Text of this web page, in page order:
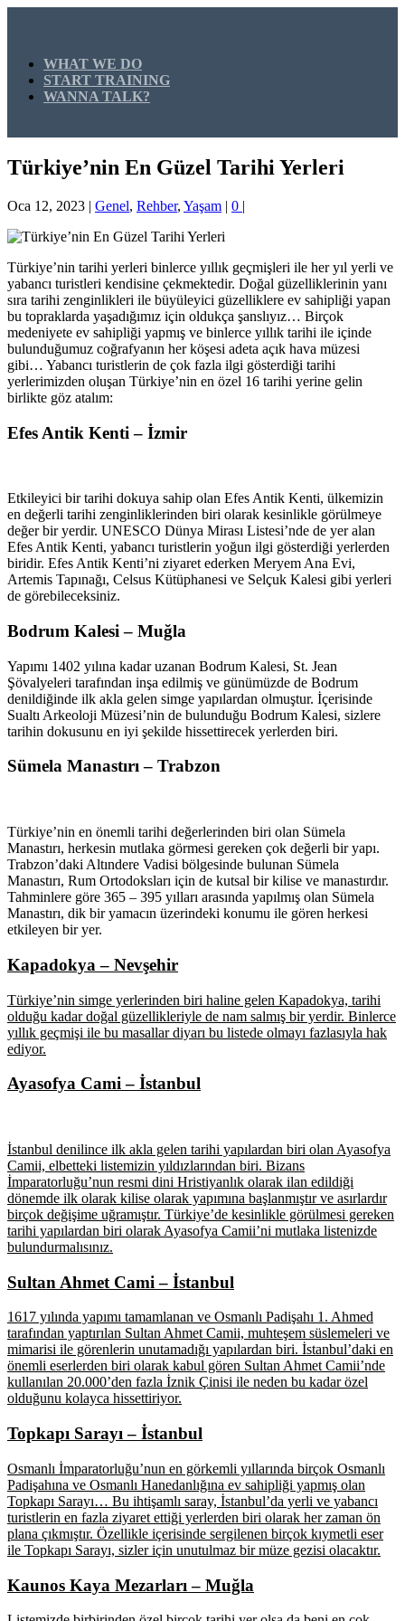
WHAT WE DO
START TRAINING
WANNA TALK?
Türkiye’nin En Güzel Tarihi Yerleri
Oca 12, 2023 | Genel, Rehber, Yaşam | 0 |
Türkiye’nin tarihi yerleri binlerce yıllık geçmişleri ile her yıl yerli ve
yabancı turistleri kendisine çekmektedir. Doğal güzelliklerinin yanı
sıra tarihi zenginlikleri ile büyüleyici güzelliklere ev sahipliği yapan
bu topraklarda yaşadığımız için oldukça şanslıyız… Birçok
medeniyete ev sahipliği yapmış ve binlerce yıllık tarihi ile içinde
bulunduğumuz coğrafyanın her köşesi adeta açık hava müzesi
gibi… Yabancı turistlerin de çok fazla ilgi gösterdiği tarihi
yerlerimizden oluşan Türkiye’nin en özel 16 tarihi yerine gelin
birlikte göz atalım:
Efes Antik Kenti – İzmir
Etkileyici bir tarihi dokuya sahip olan Efes Antik Kenti, ülkemizin
en değerli tarihi zenginliklerinden biri olarak kesinlikle görülmeye
değer bir yerdir. UNESCO Dünya Mirası Listesi’nde de yer alan
Efes Antik Kenti, yabancı turistlerin yoğun ilgi gösterdiği yerlerden
biridir. Efes Antik Kenti’ni ziyaret ederken Meryem Ana Evi,
Artemis Tapınağı, Celsus Kütüphanesi ve Selçuk Kalesi gibi yerleri
de görebileceksiniz.
Bodrum Kalesi – Muğla
Yapımı 1402 yılına kadar uzanan Bodrum Kalesi, St. Jean
Şövalyeleri tarafından inşa edilmiş ve günümüzde de Bodrum
denildiğinde ilk akla gelen simge yapılardan olmuştur. İçerisinde
Sualtı Arkeoloji Müzesi’nin de bulunduğu Bodrum Kalesi, sizlere
tarihin dokusunu en iyi şekilde hissettirecek yerlerden biri.
Sümela Manastırı – Trabzon
Türkiye’nin en önemli tarihi değerlerinden biri olan Sümela
Manastırı, herkesin mutlaka görmesi gereken çok değerli bir yapı.
Trabzon’daki Altındere Vadisi bölgesinde bulunan Sümela
Manastırı, Rum Ortodoksları için de kutsal bir kilise ve manastırdır.
Tahminlere göre 365 – 395 yılları arasında yapılmış olan Sümela
Manastırı, dik bir yamacın üzerindeki konumu ile gören herkesi
etkileyen bir yer.
Kapadokya – Nevşehir
Türkiye’nin simge yerlerinden biri haline gelen Kapadokya, tarihi
olduğu kadar doğal güzellikleriyle de nam salmış bir yerdir. Binlerce
yıllık geçmişi ile bu masallar diyarı bu listede olmayı fazlasıyla hak
ediyor.
Ayasofya Cami – İstanbul
İstanbul denilince ilk akla gelen tarihi yapılardan biri olan Ayasofya
Camii, elbetteki listemizin yıldızlarından biri. Bizans
İmparatorluğu’nun resmi dini Hristiyanlık olarak ilan edildiği
dönemde ilk olarak kilise olarak yapımına başlanmıştır ve asırlardır
birçok değişime uğramıştır. Türkiye’de kesinlikle görülmesi gereken
tarihi yapılardan biri olarak Ayasofya Camii’ni mutlaka listenizde
bulundurmalısınız.
Sultan Ahmet Cami – İstanbul
1617 yılında yapımı tamamlanan ve Osmanlı Padişahı 1. Ahmed
tarafından yaptırılan Sultan Ahmet Camii, muhteşem süslemeleri ve
mimarisi ile görenlerin unutamadığı yapılardan biri. İstanbul’daki en
önemli eserlerden biri olarak kabul gören Sultan Ahmet Camii’nde
kullanılan 20.000’den fazla İznik Çinisi ile neden bu kadar özel
olduğunu kolayca hissettiriyor.
Topkapı Sarayı – İstanbul
Osmanlı İmparatorluğu’nun en görkemli yıllarında birçok Osmanlı
Padişahına ve Osmanlı Hanedanlığına ev sahipliği yapmış olan
Topkapı Sarayı… Bu ihtişamlı saray, İstanbul’da yerli ve yabancı
turistlerin en fazla ziyaret ettiği yerlerden biri olarak her zaman ön
plana çıkmıştır. Özellikle içerisinde sergilenen birçok kıymetli eser
ile Topkapı Sarayı, sizler için unutulmaz bir müze gezisi olacaktır.
Kaunos Kaya Mezarları – Muğla